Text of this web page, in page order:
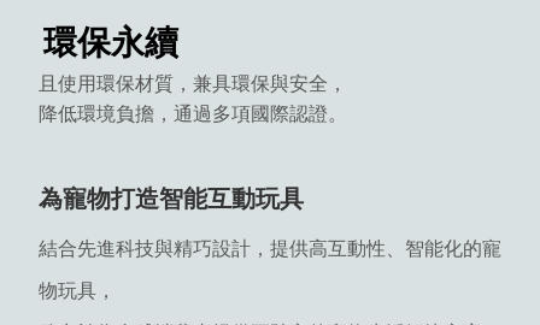
環保永續
且使用環保材質，兼具環保與安全，
降低環境負擔，通過多項國際認證。
為寵物打造智能互動玩具
結合先進科技與精巧設計，提供高互動性、智能化的寵
物玩具，